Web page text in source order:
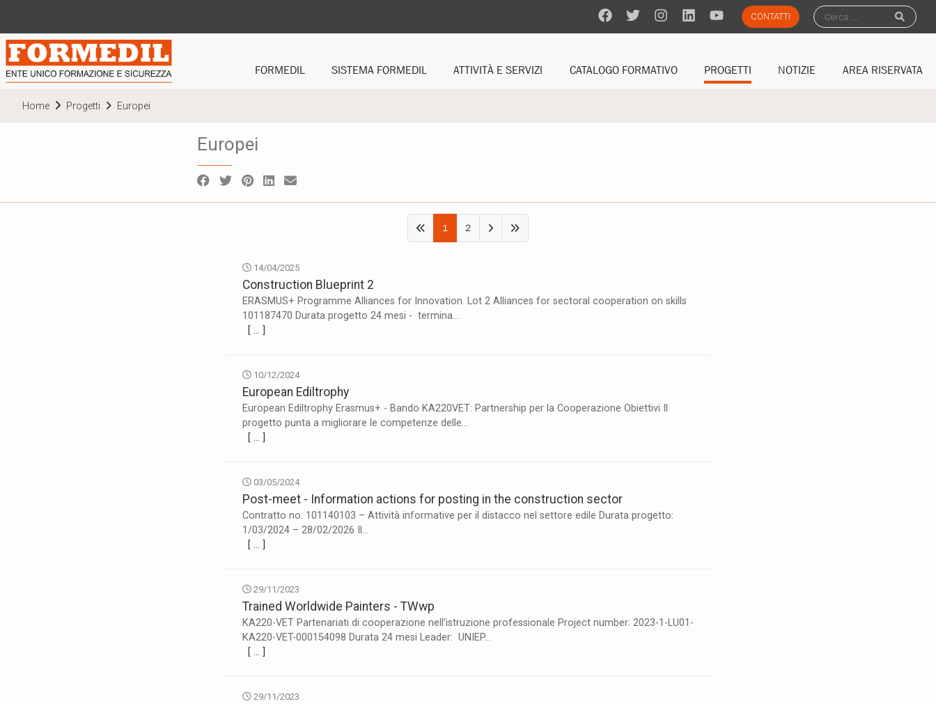
CONTATTI
FORMEDIL SISTEMA FORMEDIL ATTIVITÀ E SERVIZI
FAD
SERVIZI PER IL LAVORO BLEN.IT
COVID
CATALOGO FORMATIVO PROGETTI NOTIZIE AREA RISERVATA
Home Progetti Europei
Europei
1 2
14/04/2025
Construction Blueprint 2
ERASMUS+ Programme Alliances for Innovation. Lot 2 Alliances for sectoral cooperation on skills
101187470 Durata progetto 24 mesi - termina...
[ … ]
10/12/2024
European Ediltrophy
European Ediltrophy Erasmus+ - Bando KA220VET: Partnership per la Cooperazione Obiettivi Il
progetto punta a migliorare le competenze delle...
[ … ]
03/05/2024
Post-meet - Information actions for posting in the construction sector
Contratto no. 101140103 – Attività informative per il distacco nel settore edile Durata progetto:
1/03/2024 – 28/02/2026 Il...
[ … ]
29/11/2023
Trained Worldwide Painters - TWwp
KA220-VET Partenariati di cooperazione nell’istruzione professionale Project number: 2023-1-LU01-
KA220-VET-000154098 Durata 24 mesi Leader: UNIEP...
[ … ]
29/11/2023